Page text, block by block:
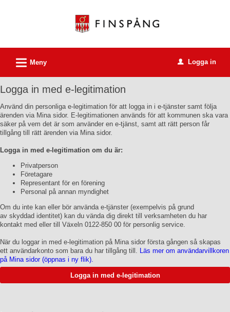
tjänster
Finspångs
kommun
L Meny u Logga in
Logga in med e-legitimation
Använd din personliga e-legitimation för att logga in i e-tjänster samt följa
ärenden via Mina sidor. E-legitimationen används för att kommunen ska vara
säker på vem det är som använder en e-tjänst, samt att rätt person får
tillgång till rätt ärenden via Mina sidor.
Logga in med e-legitimation om du är:
Privatperson
Företagare
Representant för en förening
Personal på annan myndighet
Om du inte kan eller bör använda e-tjänster (exempelvis på grund
av skyddad identitet) kan du vända dig direkt till verksamheten du har
kontakt med eller till Växeln 0122-850 00 för personlig service.
När du loggar in med e-legitimation på Mina sidor första gången så skapas
ett användarkonto som bara du har tillgång till.
Läs mer om användarvillkoren
på Mina sidor (öppnas i ny flik).